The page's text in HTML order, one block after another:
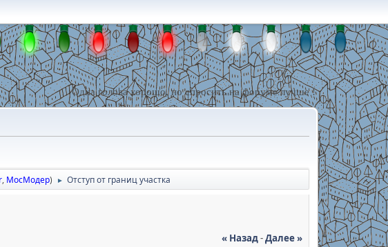
Одна голова хорошо, но спросить на форуме лучше !
, МосМодер) ► Отступ от границ участка
« Назад-Далее »